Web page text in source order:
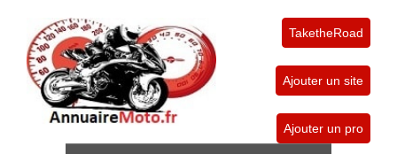
TaketheRoad
Ajouter un site
Ajouter un pro